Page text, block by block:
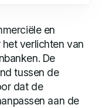
en
verlichten van
De
tussen de
dat de
aan de